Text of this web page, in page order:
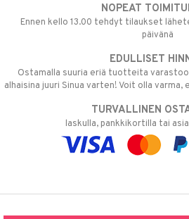
NOPEAT
Ennen kello 13.00 tehdyt tilaukset
päivänä
EDULLISET
Ostamalla suuria eriä tuotteita
alhaisina juuri Sinua varten! Voit olla
TURVALLINEN
laskulla, pankkikortilla tai